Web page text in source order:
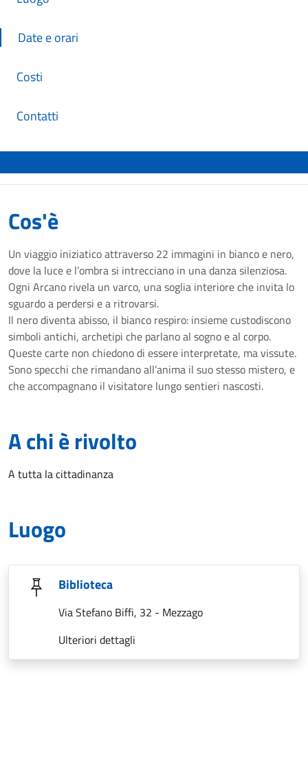
Date e orari
Costi
Contatti
Cos'è
Un viaggio iniziatico attraverso 22 immagini in bianco e nero,
dove la luce e l’ombra si intrecciano in una danza silenziosa.
Ogni Arcano rivela un varco, una soglia interiore che invita lo
sguardo a perdersi e a ritrovarsi.
Il nero diventa abisso, il bianco respiro: insieme custodiscono
simboli antichi, archetipi che parlano al sogno e al corpo.
Queste carte non chiedono di essere interpretate, ma vissute.
Sono specchi che rimandano all’anima il suo stesso mistero, e
che accompagnano il visitatore lungo sentieri nascosti.
A chi è rivolto
A tutta la cittadinanza
Luogo
Biblioteca
Via Stefano Biffi, 32 - Mezzago
Ulteriori dettagli